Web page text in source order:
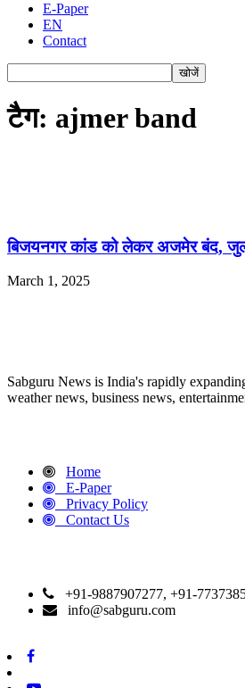
E-Paper
EN
Contact
टैग: ajmer band
बिजयनगर कांड को लेकर अजमेर बंद,
March 1, 2025
Sabguru News is India's rapidly
weather news, business news,
Home
E-Paper
Privacy Policy
Contact Us
+91-9887907277, +91-
info@sabguru.com